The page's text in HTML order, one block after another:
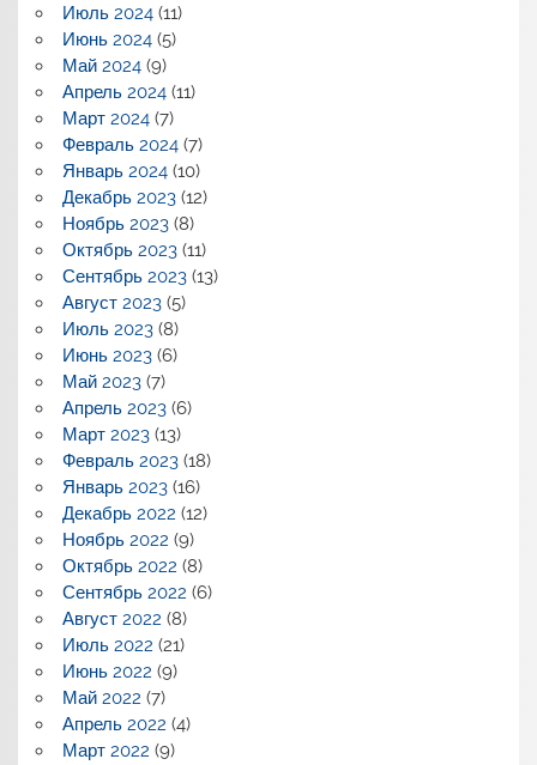
Июль 2024(11)
Июнь 2024(5)
Май 2024(9)
Апрель 2024(11)
Март 2024(7)
Февраль 2024(7)
Январь 2024(10)
Декабрь 2023(12)
Ноябрь 2023(8)
Октябрь 2023(11)
Сентябрь 2023(13)
Август 2023(5)
Июль 2023(8)
Июнь 2023(6)
Май 2023(7)
Апрель 2023(6)
Март 2023(13)
Февраль 2023(18)
Январь 2023(16)
Декабрь 2022 (12)
Ноябрь 2022 (9)
Октябрь 2022 (8)
Сентябрь 2022 (6)
Август 2022 (8)
Июль 2022 (21)
Июнь 2022 (9)
Май 2022 (7)
Апрель 2022 (4)
Март 2022 (9)